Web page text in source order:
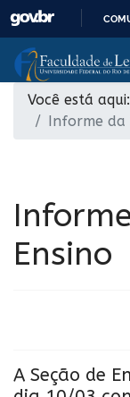
Você está aqui:
Informe da
Ensino
A Seção de